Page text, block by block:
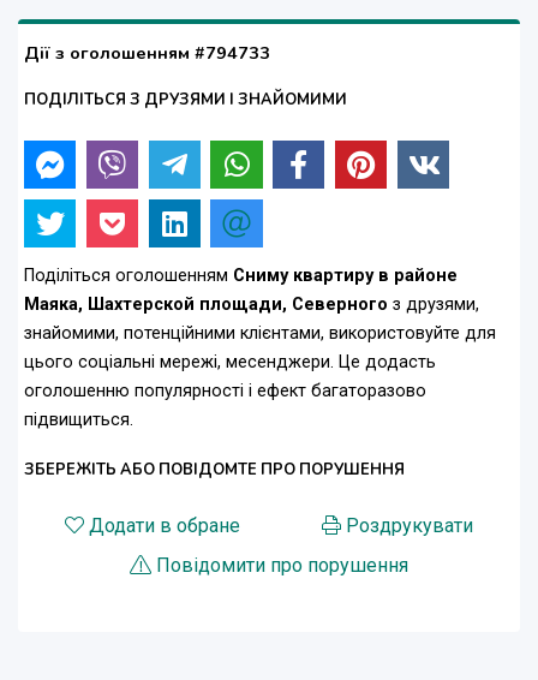
Дії з оголошенням #794733
ПОДІЛІТЬСЯ З ДРУЗЯМИ І ЗНАЙОМИМИ
Поділіться оголошенням Сниму квартиру в районе
Маяка, Шахтерской площади, Северного з друзями,
знайомими, потенційними клієнтами, використовуйте для
цього соціальні мережі, месенджери. Це додасть
оголошенню популярності і ефект багаторазово
підвищиться.
ЗБЕРЕЖІТЬ АБО ПОВІДОМТЕ ПРО ПОРУШЕННЯ
Додати в обране
Роздрукувати
Повідомити про порушення